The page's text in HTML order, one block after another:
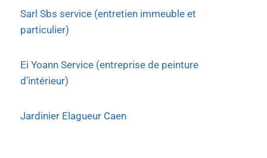
Sarl Sbs service (entretien immeuble et
particulier)
Ei Yoann Service (entreprise de peinture
d’intérieur)
Jardinier Elagueur Caen